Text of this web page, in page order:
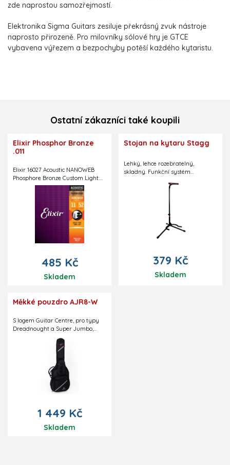
zde naprostou samozřejmostí.
Elektronika Sigma Guitars zesiluje překrásný zvuk nástroje
naprosto přirozeně. Pro milovníky sólové hry je GTCE
vybavena výřezem a bezpochyby potěší každého kytaristu.
Ostatní zákazníci také koupili
Elixir Phosphor Bronze
.011
Elixir 16027 Acoustic NANOWEB
Phosphore Bronze Custom Light:
Struny pro akustickou kytaru,
díky preciznímu zhotovení a
jedinečným vlastnostem vydrží
zvuková i estetická úroveň Vaší
kytary neuvěřitelně dlouho,
struny jsou dodávány v kvalitním
ochranném obalu z PE fólie, který
udržuje jejich čerstvost, speciální
Vaší kytaře dlouhotrvající a
nezaměnitelný zvuk, .011 .015 .022
.032 .042 .052.
485 Kč
Skladem
Stojan na kytaru Stagg
Lehký, lehce rozebratelný,
skladný. Funkční systém
Stavitelná výška dle velikosti
379 Kč
Skladem
Měkké pouzdro AJR8-W
S logem Guitar Centre, pro typy
Dreadnought a Super Jumbo,
polstrování 16 mm. Velké množství
kapsiček. Stavitelné popruhy na
1 449 Kč
Skladem